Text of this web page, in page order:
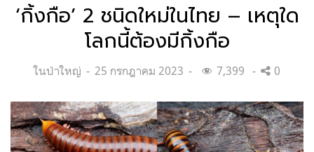
‘กิ้งกือ’ 2 ชนิดใหม่ในไทย – เหตุใด
โลกนี้ต้องมีกิ้งกือ
Categories:
ในป่าใหญ่
Posted
25 กรกฎาคม 2023 7,399 0